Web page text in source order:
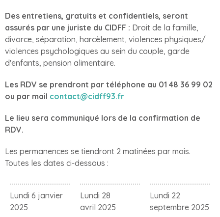
Des entretiens, gratuits et confidentiels, seront
assurés par une juriste du CIDFF : Droit de la famille,
divorce, séparation, harcèlement, violences physiques/
violences psychologiques au sein du couple, garde
d'enfants, pension alimentaire.
Les RDV se prendront par téléphone au 01 48 36 99 02
ou par mail contact@cidff93.fr
Le lieu sera communiqué lors de la confirmation de
RDV.
Les permanences se tiendront 2 matinées par mois.
Toutes les dates ci-dessous :
Lundi 6 janvier
2025
Lundi 28
avril 2025
Lundi 22
septembre 2025